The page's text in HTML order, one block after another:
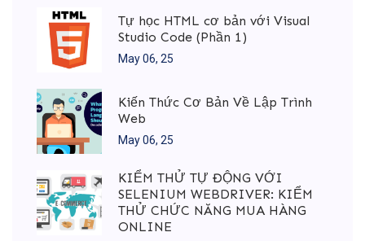
Tự học HTML cơ bản với Visual
Studio Code (Phần 1)
May 06, 25
Kiến Thức Cơ Bản Về Lập Trình
Web
May 06, 25
KIỂM THỬ TỰ ĐỘNG VỚI
SELENIUM WEBDRIVER: KIỂM
THỬ CHỨC NĂNG MUA HÀNG
ONLINE